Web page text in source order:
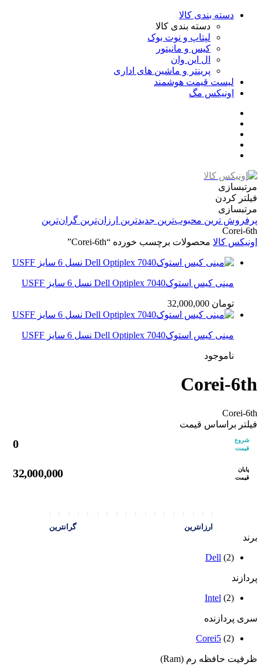
دسته بندی کالا
دسته بندی کالا
لپتاپ و نوت بوک
کیس و مانیتور
ال این وان
پرینتر و ماشین های اداری
لیست قیمت هوشمند
اونیکس مگ
مرتبسازی
فیلتر کردن
مرتبسازی
پرفروش ترین محبوب‌ترین جدیدترین ارزان‌ترین گران‌ترین
Corei-6th
اونیکس کالا محصولات برچسب خورده “Corei-6th”
مینی کیس استوکDell Optiplex 7040 نسل 6 سایز USFF
تومان
مینی کیس استوکDell Optiplex 7040 نسل 6 سایز USFF
ناموجود
Corei-6th
Corei-6th
فیلتر براساس قیمت
شروع
قیمت
0
پایان
قیمت
32,000,000
ارزانترین گرانترین
برند
Dell (2)
پردازند
Intel (2)
سری پردازنده
Corei5 (2)
ظرفیت حافظه رم (Ram)